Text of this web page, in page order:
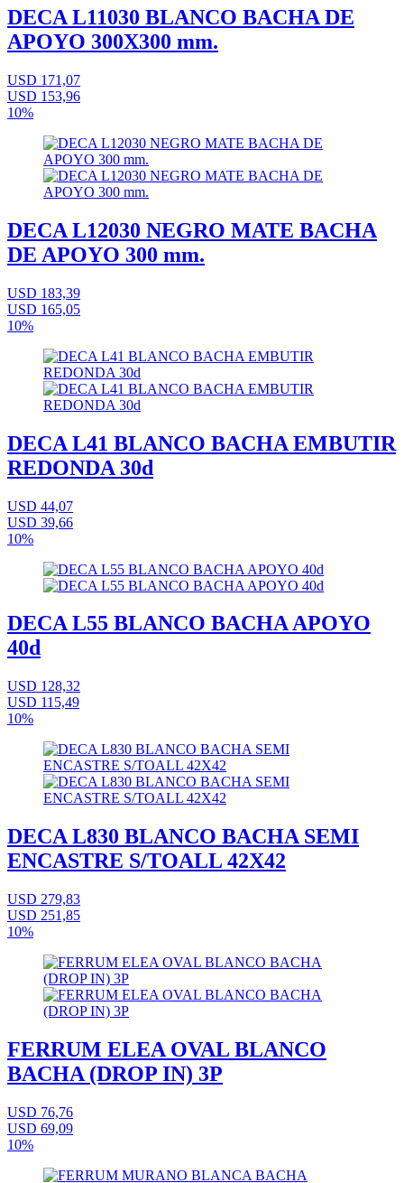
DECA L11030 BLANCO BACHA DE
APOYO 300X300 mm.
USD 171,07
USD 153,96
10%
DECA L12030 NEGRO MATE BACHA
DE APOYO 300 mm.
USD 183,39
USD 165,05
10%
DECA L41 BLANCO BACHA EMBUTIR
REDONDA 30d
USD 44,07
USD 39,66
10%
DECA L55 BLANCO BACHA APOYO
40d
USD 128,32
USD 115,49
10%
DECA L830 BLANCO BACHA SEMI
ENCASTRE S/TOALL 42X42
USD 279,83
USD 251,85
10%
FERRUM ELEA OVAL BLANCO
BACHA (DROP IN) 3P
USD 76,76
USD 69,09
10%